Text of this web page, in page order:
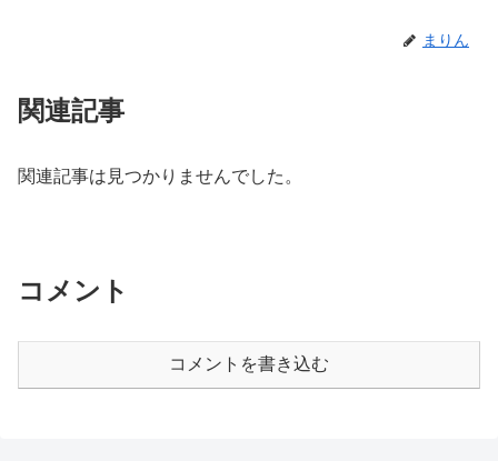
まりん
関連記事
関連記事は見つかりませんでした。
コメント
コメントを書き込む